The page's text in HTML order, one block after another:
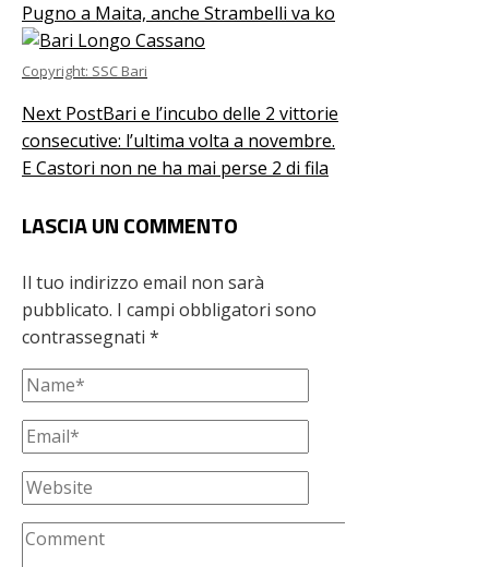
Pugno a Maita, anche Strambelli va ko
Copyright: SSC Bari
Next PostBari e l’incubo delle 2 vittorie
consecutive: l’ultima volta a novembre.
E Castori non ne ha mai perse 2 di fila
LASCIA UN COMMENTO
Il tuo indirizzo email non sarà
pubblicato. I campi obbligatori sono
contrassegnati *